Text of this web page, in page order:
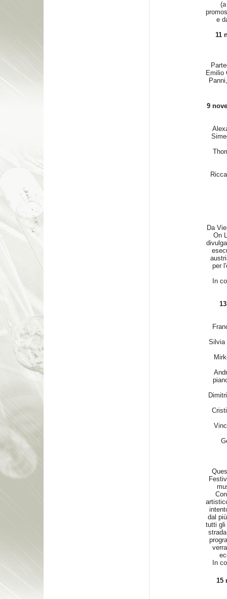
e
11
Emilio
9
Da
On
per
In
Silvia
dal
tutti gli
In
15